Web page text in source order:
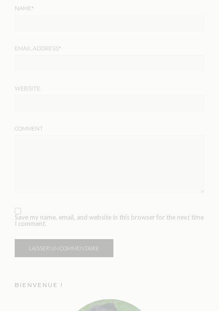
NAME*
EMAIL ADDRESS*
WEBSITE
COMMENT
Save my name, email, and website in this browser for the next time
I comment.
BIENVENUE !